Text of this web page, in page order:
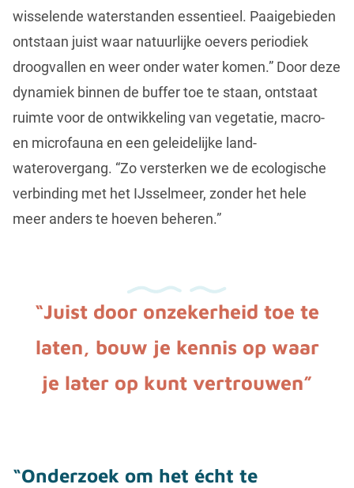
wisselende waterstanden essentieel. Paaigebieden
ontstaan juist waar natuurlijke oevers periodiek
droogvallen en weer onder water komen.” Door deze
dynamiek binnen de buffer toe te staan, ontstaat
ruimte voor de ontwikkeling van vegetatie, macro-
en microfauna en een geleidelijke land-
waterovergang. “Zo versterken we de ecologische
verbinding met het IJsselmeer, zonder het hele
meer anders te hoeven beheren.”
“Juist door onzekerheid toe te
laten, bouw je kennis op waar
je later op kunt vertrouwen”
“Onderzoek om het écht te